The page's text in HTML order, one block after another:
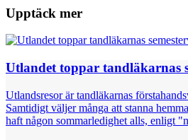
Upptäck mer
Utlandet toppar tandläkarnas
Utlandsresor är tandläkarnas
Samtidigt väljer många att stanna
haft någon sommarledighet alls, enligt